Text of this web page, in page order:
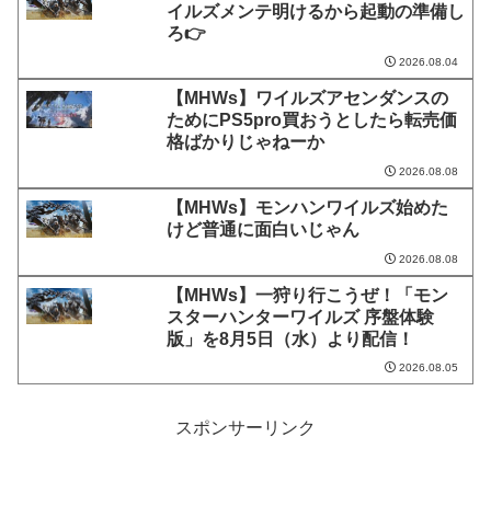
イルズメンテ明けるから起動の準備し
ろ👉
2026.08.04
【MHWs】ワイルズアセンダンスの
ためにPS5pro買おうとしたら転売価
格ばかりじゃねーか
2026.08.08
【MHWs】モンハンワイルズ始めた
けど普通に面白いじゃん
2026.08.08
【MHWs】一狩り行こうぜ！「モン
スターハンターワイルズ 序盤体験
版」を8月5日（水）より配信！
2026.08.05
スポンサーリンク